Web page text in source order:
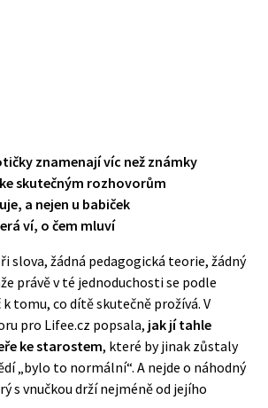
znamenají víc než známky
skutečným rozhovorům
a nejen u babiček
ví, o čem mluví
slova, žádná pedagogická teorie, žádný
právě v té jednoduchosti se podle
tomu, co dítě skutečně prožívá. V
pro Lifee.cz popsala, jak jí tahle
ke starostem, které by jinak zůstaly
„bylo to normální“. A nejde o náhodný
s vnučkou drží nejméně od jejího